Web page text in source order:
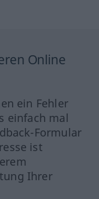
Online
ein Fehler
einfach mal
Formular
ist
Ihrer